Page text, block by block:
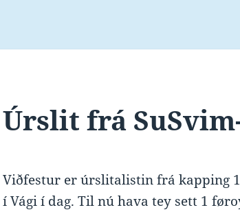
Úrslit frá
Viðfestur er úrslitalistin frá kapping
í Vági í dag. Til nú hava tey sett 1